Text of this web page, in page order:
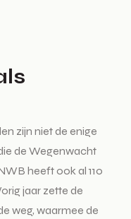
zijn niet de enige
de Wegenwacht
heeft ook al 110
jaar zette de
weg, waarmee de